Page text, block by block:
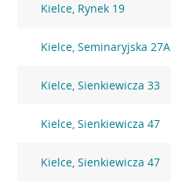
Kielce, Rynek 19
Kielce, Seminaryjska 27A
Kielce, Sienkiewicza 33
Kielce, Sienkiewicza 47
Kielce, Sienkiewicza 47